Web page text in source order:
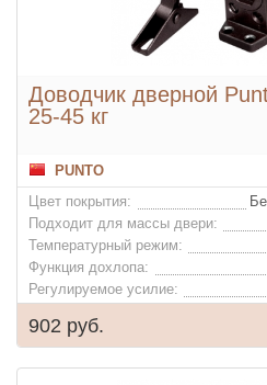
Доводчик дверной
25-45 кг
PUNTO
Цвет покрытия:
Подходит для массы двери:
Температурный режим:
Функция дохлопа:
Регулируемое усилие:
902 руб.